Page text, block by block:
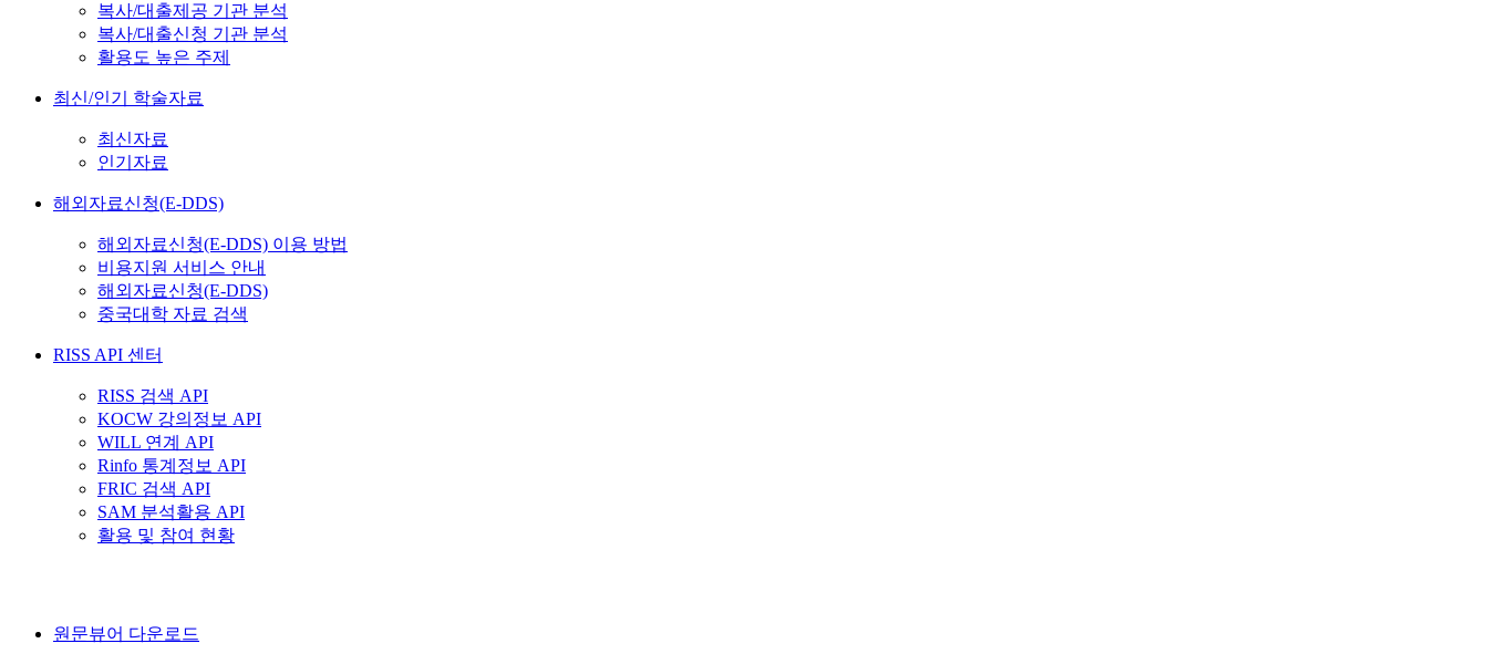
복사/대출제공 기관 분석
복사/대출신청 기관 분석
활용도 높은 주제
최신/인기 학술자료
최신자료
인기자료
해외자료신청(E-DDS)
해외자료신청(E-DDS) 이용 방법
비용지원 서비스 안내
해외자료신청(E-DDS)
중국대학 자료 검색
RISS API 센터
RISS 검색 API
KOCW 강의정보 API
WILL 연계 API
Rinfo 통계정보 API
FRIC 검색 API
SAM 분석활용 API
활용 및 참여 현황
원문뷰어 다운로드